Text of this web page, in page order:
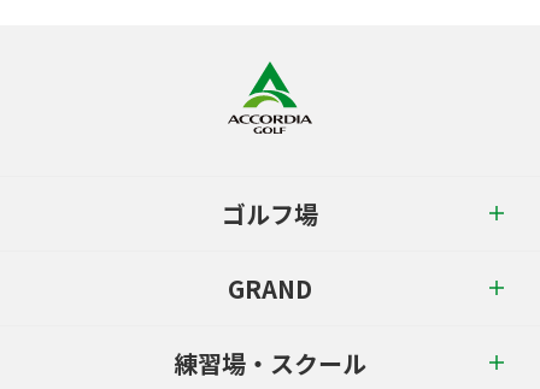
ゴルフ場
GRAND
練習場・スクール